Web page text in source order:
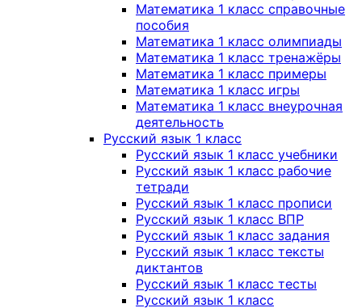
Математика 1 класс справочные
пособия
Математика 1 класс олимпиады
Математика 1 класс тренажёры
Математика 1 класс примеры
Математика 1 класс игры
Математика 1 класс внеурочная
деятельность
Русский язык 1 класс
Русский язык 1 класс учебники
Русский язык 1 класс рабочие
тетради
Русский язык 1 класс прописи
Русский язык 1 класс ВПР
Русский язык 1 класс задания
Русский язык 1 класс тексты
диктантов
Русский язык 1 класс тесты
Русский язык 1 класс